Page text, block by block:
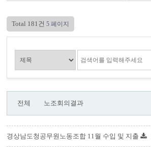
Total 181건 5 페이지
전체 노조회의결과
경상남도청공무원노동조합 11월 수입 및 지출